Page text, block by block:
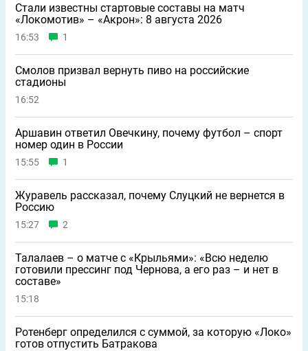
Стали известны стартовые составы на матч
«Локомотив» – «Акрон»: 8 августа 2026
16:53 1
Смолов призвал вернуть пиво на российские
стадионы
16:52
Аршавин ответил Овечкину, почему футбол – спорт
номер один в России
15:55 1
Журавель рассказал, почему Слуцкий не вернется в
Россию
15:27 2
Талалаев – о матче с «Крыльями»: «Всю неделю
готовили прессинг под Чернова, а его раз – и нет в
составе»
15:18
Ротенберг определился с суммой, за которую «Локо»
готов отпустить Батракова